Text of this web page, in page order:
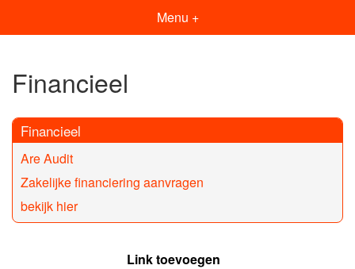
Menu +
Financieel
Financieel
Are Audit
Zakelijke financiering aanvragen
bekijk hier
Link toevoegen